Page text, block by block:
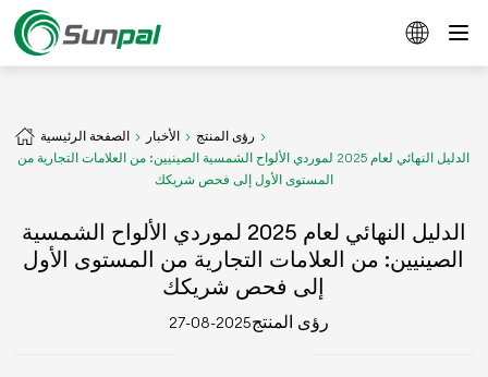
الصفحة الرئيسية الأخبار
رؤى المنتج
الدليل النهائي لعام 2025 لموردي الألواح الشمسية الصينيين: من العلامات التجارية من
المستوى الأول إلى فحص شريكك
الدليل النهائي لعام 2025 لموردي الألواح الشمسية
الصينيين: من العلامات التجارية من المستوى الأول
إلى فحص شريكك
رؤى المنتج2025-08-27